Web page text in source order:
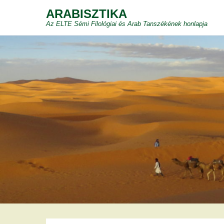
ARABISZTIKA
Az ELTE Sémi Filológiai és Arab Tanszékének honlapja